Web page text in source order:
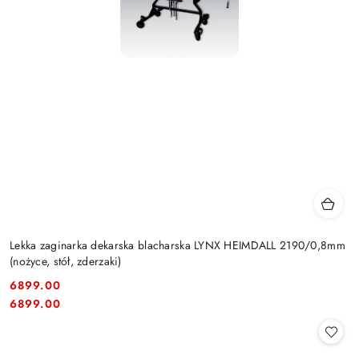
Lekka zaginarka dekarska blacharska LYNX HEIMDALL 2190/0,8mm
(nożyce, stół, zderzaki)
Cena:
6899.00
Cena:
6899.00